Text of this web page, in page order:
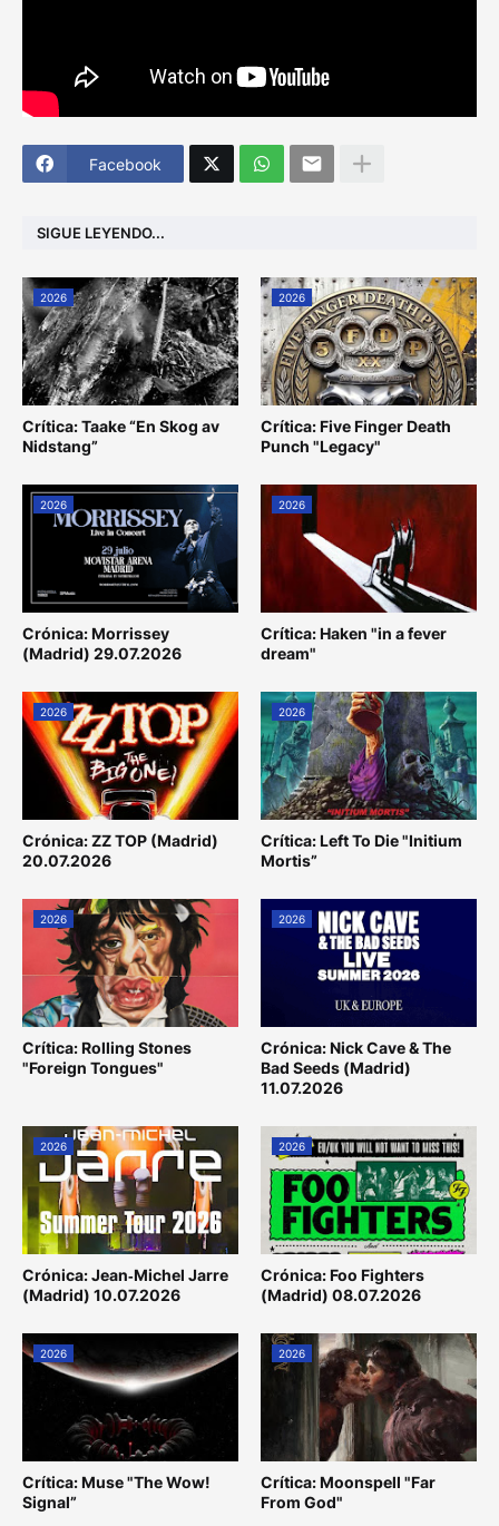
Facebook
SIGUE LEYENDO...
2026
Crítica: Taake “En Skog av
Nidstang”
2026
Crítica: Five Finger Death
Punch "Legacy"
2026
Crónica: Morrissey
(Madrid) 29.07.2026
2026
Crítica: Haken "in a fever
dream"
2026
Crónica: ZZ TOP (Madrid)
20.07.2026
2026
Crítica: Left To Die "Initium
Mortis”
2026
Crítica: Rolling Stones
"Foreign Tongues"
2026
Crónica: Nick Cave & The
Bad Seeds (Madrid)
11.07.2026
2026
Crónica: Jean‐Michel Jarre
(Madrid) 10.07.2026
2026
Crónica: Foo Fighters
(Madrid) 08.07.2026
2026
Crítica: Muse "The Wow!
Signal”
2026
Crítica: Moonspell "Far
From God"